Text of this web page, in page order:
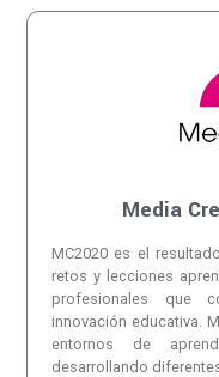
Media
MC2020 es el
retos y lecciones
profesionales que
innovación educativa.
entornos de
desarrollando